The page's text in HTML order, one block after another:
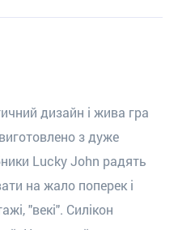
дизайн і жива гра
з дуже
Lucky John радять
на жало поперек і
"векі". Силікон